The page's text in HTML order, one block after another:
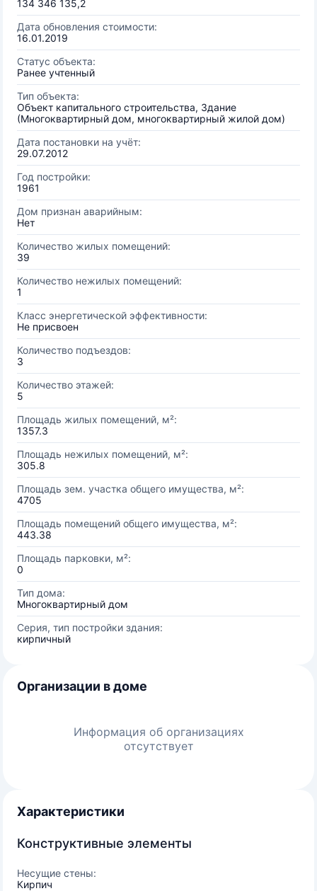
134 346 135,2
Дата обновления стоимости:
16.01.2019
Статус объекта:
Ранее учтенный
Тип объекта:
Объект капитального строительства, Здание
(Многоквартирный дом, многоквартирный жилой дом)
Дата постановки на учёт:
29.07.2012
Год постройки:
1961
Дом признан аварийным:
Нет
Количество жилых помещений:
39
Количество нежилых помещений:
1
Класс энергетической эффективности:
Не присвоен
Количество подъездов:
3
Количество этажей:
5
Площадь жилых помещений, м²:
1357.3
Площадь нежилых помещений, м²:
305.8
Площадь зем. участка общего имущества, м²:
4705
Площадь помещений общего имущества, м²:
443.38
Площадь парковки, м²:
0
Тип дома:
Многоквартирный дом
Серия, тип постройки здания:
кирпичный
Организации в доме
Информация об организациях
отсутствует
Характеристики
Конструктивные элементы
Несущие стены:
Кирпич